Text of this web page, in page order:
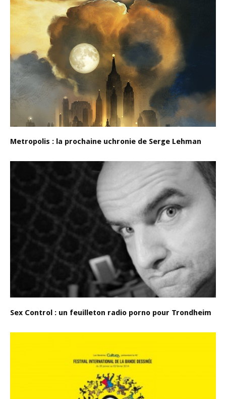
Metropolis : la prochaine uchronie de Serge Lehman
Sex Control : un feuilleton radio porno pour Trondheim